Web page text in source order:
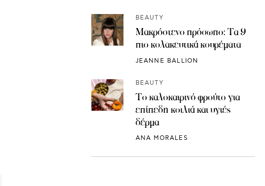
BEAUTY
Μακρόστενο πρόσωπο: Τα 9
πιο κολακευτικά κουρέματα
JEANNE BALLION
BEAUTY
Το καλοκαιρινό φρούτο για
επίπεδη κοιλιά και υγιές
δέρμα
ANA MORALES